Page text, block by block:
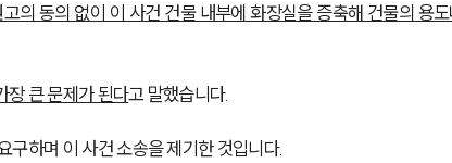
의 동의 없이 이 사건 건물 내부에 화장실을 증축해 건물의 용
장 큰 문제가 된다고 말했습니다.
구하며 이 사건 소송을 제기한 것입니다.